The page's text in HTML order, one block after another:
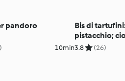
pandoro
10min
Bis di
pistacchio;
amaretti
3.8 (26)